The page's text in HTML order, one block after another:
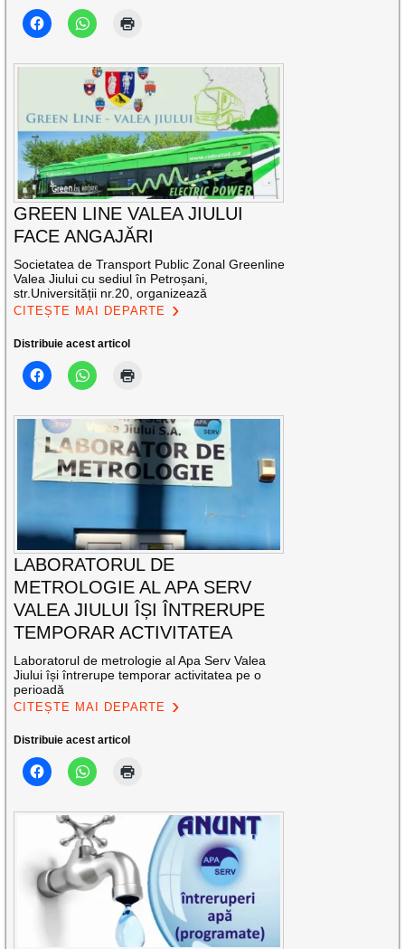
GREEN LINE VALEA JIULUI
FACE ANGAJĂRI
Societatea de Transport Public Zonal Greenline
Valea Jiului cu sediul în Petroșani,
str.Universității nr.20, organizează
CITEȘTE MAI DEPARTE
Distribuie acest articol
LABORATORUL DE
METROLOGIE AL APA SERV
VALEA JIULUI ÎȘI ÎNTRERUPE
TEMPORAR ACTIVITATEA
Laboratorul de metrologie al Apa Serv Valea
Jiului își întrerupe temporar activitatea pe o
perioadă
CITEȘTE MAI DEPARTE
Distribuie acest articol